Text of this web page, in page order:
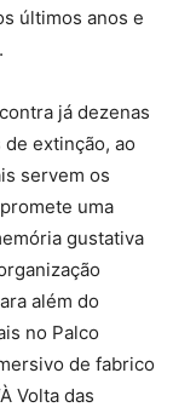
últimos anos e
já dezenas
extinção, ao
servem os
uma
gustativa
além do
no Palco
de fabrico
Volta das